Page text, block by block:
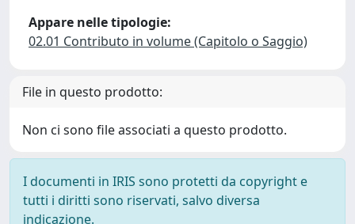
Appare nelle tipologie:
02.01 Contributo in volume (Capitolo o Saggio)
File in questo prodotto:
Non ci sono file associati a questo prodotto.
I documenti in IRIS sono protetti da copyright e
tutti i diritti sono riservati, salvo diversa
indicazione.